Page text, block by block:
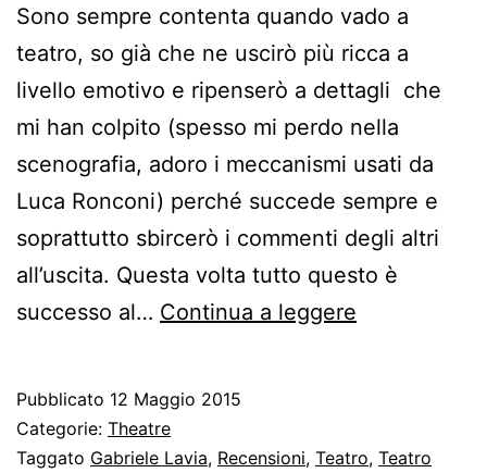
Sono sempre contenta quando vado a
teatro, so già che ne uscirò più ricca a
livello emotivo e ripenserò a dettagli che
mi han colpito (spesso mi perdo nella
scenografia, adoro i meccanismi usati da
Luca Ronconi) perché succede sempre e
soprattutto sbircerò i commenti degli altri
all’uscita. Questa volta tutto questo è
successo al… Continua a leggere
un
Pubblicato 12 Maggio 2015
Categorie: Theatre
Taggato Gabriele Lavia, Recensioni, Teatro, Teatro